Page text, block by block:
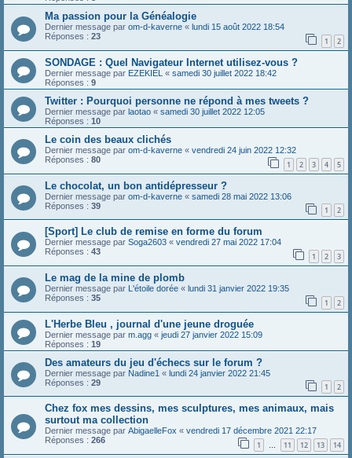
Ma passion pour la Généalogie
Dernier message par om-d-kaverne « lundi 15 août 2022 18:54
Réponses : 23 1 2
SONDAGE : Quel Navigateur Internet utilisez-vous ?
Dernier message par EZEKIEL « samedi 30 juillet 2022 18:42
Réponses : 9
Twitter : Pourquoi personne ne répond à mes tweets ?
Dernier message par laotao « samedi 30 juillet 2022 12:05
Réponses : 10
Le coin des beaux clichés
Dernier message par om-d-kaverne « vendredi 24 juin 2022 12:32
Réponses : 80 1 2 3 4 5
Le chocolat, un bon antidépresseur ?
Dernier message par om-d-kaverne « samedi 28 mai 2022 13:06
Réponses : 39 1 2
[Sport] Le club de remise en forme du forum
Dernier message par Soga2603 « vendredi 27 mai 2022 17:04
Réponses : 43 1 2 3
Le mag de la mine de plomb
Dernier message par L'étoile dorée « lundi 31 janvier 2022 19:35
Réponses : 35 1 2
L'Herbe Bleu , journal d'une jeune droguée
Dernier message par m.agg « jeudi 27 janvier 2022 15:09
Réponses : 19
Des amateurs du jeu d'échecs sur le forum ?
Dernier message par Nadine1 « lundi 24 janvier 2022 21:45
Réponses : 29 1 2
Chez fox mes dessins, mes sculptures, mes animaux, mais
surtout ma collection
Dernier message par AbigaelleFox « vendredi 17 décembre 2021 22:17
Réponses : 266 1 … 11 12 13 14